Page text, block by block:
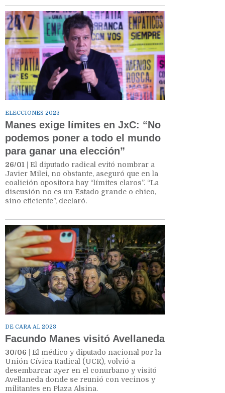
ELECCIONES 2023
Manes exige límites en JxC: “No
podemos poner a todo el mundo
para ganar una elección”
26/01 | El diputado radical evitó nombrar a
Javier Milei, no obstante, aseguró que en la
coalición opositora hay “límites claros”. “La
discusión no es un Estado grande o chico,
sino eficiente”, declaró.
DE CARA AL 2023
Facundo Manes visitó Avellaneda
30/06 | El médico y diputado nacional por la
Unión Cívica Radical (UCR), volvió a
desembarcar ayer en el conurbano y visitó
Avellaneda donde se reunió con vecinos y
militantes en Plaza Alsina.